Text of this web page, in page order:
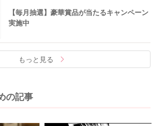
【毎月抽選】豪華賞品が当たるキャンペーン
実施中
もっと見る
の記事